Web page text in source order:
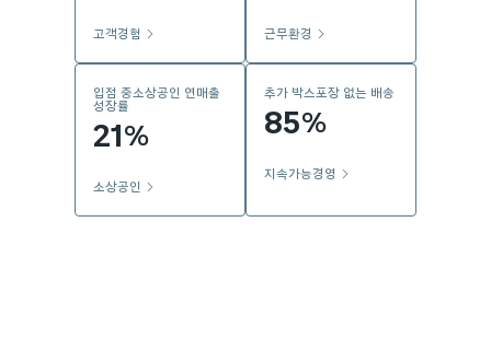
고객경험 근무환경
입점 중소상공인 연매출
성장률
21 %
소상공인
추가 박스포장 없는 배송
85%
지속가능경영